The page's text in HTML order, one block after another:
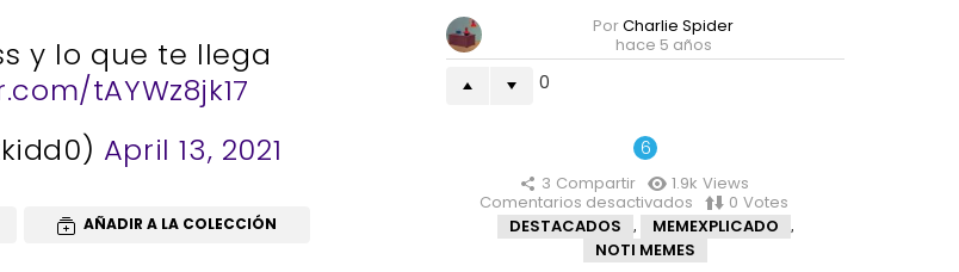
y lo que te llega
tAYWz8jk17
April 13, 2021
AÑADIR A LA COLECCIÓN
19
por
este
PorCharlie Spider
hace 5 años
0
3 Compartir 1.9k Views
Comentarios desactivados en
Un
#Memexplicado
en
0 Votes
DESTACADOS
, MEMEXPLICADO ,
NOTI MEMES